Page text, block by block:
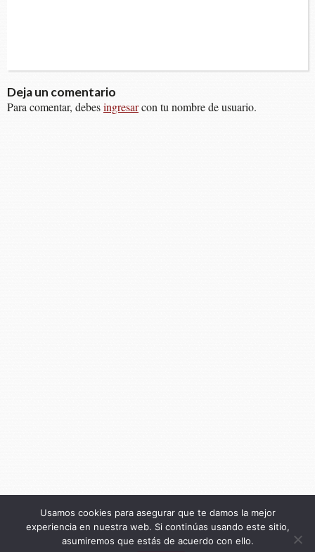
Deja un comentario
Para comentar, debesingresarcon tu nombre de usuario.
Usamos cookies para asegurar que te damos la mejor
experiencia en nuestra web. Si continúas usando este sitio,
asumiremos que estás de acuerdo con ello.